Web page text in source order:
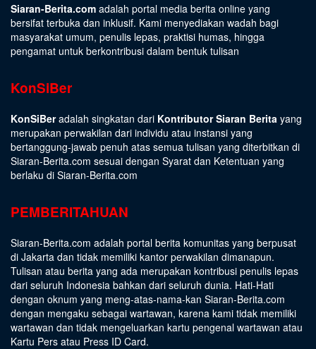
Siaran-Berita.com adalah portal media berita online yang
bersifat terbuka dan inklusif. Kami menyediakan wadah bagi
masyarakat umum, penulis lepas, praktisi humas, hingga
pengamat untuk berkontribusi dalam bentuk tulisan
KonSiBer
KonSiBeradalah singkatan dari Kontributor Siaran Berita yang
merupakan perwakilan dari individu atau instansi yang
bertanggung-jawab penuh atas semua tulisan yang diterbitkan di
Siaran-Berita.com sesuai dengan Syarat dan Ketentuan yang
berlaku di Siaran-Berita.com
PEMBERITAHUAN
Siaran-Berita.com adalah portal berita komunitas yang berpusat
di Jakarta dan tidak memiliki kantor perwakilan dimanapun.
Tulisan atau berita yang ada merupakan kontribusi penulis lepas
dari seluruh Indonesia bahkan dari seluruh dunia. Hati-Hati
dengan oknum yang meng-atas-nama-kan Siaran-Berita.com
dengan mengaku sebagai wartawan, karena kami tidak memiliki
wartawan dan tidak mengeluarkan kartu pengenal wartawan atau
Kartu Pers atau Press ID Card.